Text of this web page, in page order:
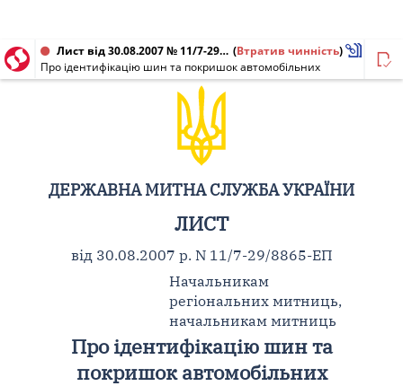
Лист від 30.08.2007 № 11/7-29/8865-ЕП (Втратив чинність)
Про ідентифікацію шин та покришок автомобільних
ДЕРЖАВНА МИТНА СЛУЖБА УКРАЇНИ
ЛИСТ
від 30.08.2007 р. N 11/7-29/8865-ЕП
Начальникам
регіональних митниць,
начальникам митниць
Про ідентифікацію шин та
покришок автомобільних